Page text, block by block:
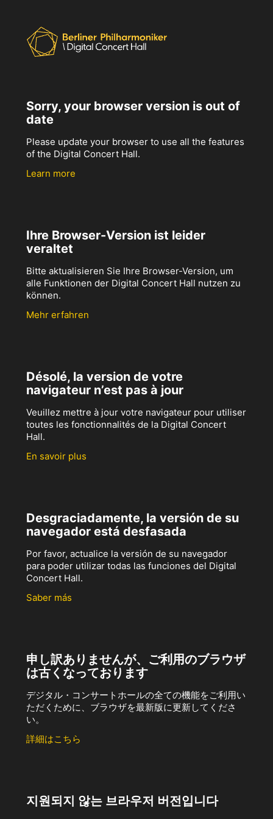
Sorry, your browser version is out of
date
Please update your browser to use all the features
of the Digital Concert Hall.
Learn more
Ihre Browser-Version ist leider
veraltet
Bitte aktualisieren Sie Ihre Browser-Version, um
alle Funktionen der Digital Concert Hall nutzen zu
können.
Mehr erfahren
Désolé, la version de votre
navigateur n’est pas à jour
Veuillez mettre à jour votre navigateur pour utiliser
toutes les fonctionnalités de la Digital Concert
Hall.
En savoir plus
Desgraciadamente, la versión de su
navegador está desfasada
Por favor, actualice la versión de su navegador
para poder utilizar todas las funciones del Digital
Concert Hall.
Saber más
申し訳ありませんが、ご利用のブラウザ
は古くなっております
デジタル・コンサートホールの全ての機能をご利用い
ただくために、ブラウザを最新版に更新してくださ
い。
詳細はこちら
지원되지 않는 브라우저 버전입니다